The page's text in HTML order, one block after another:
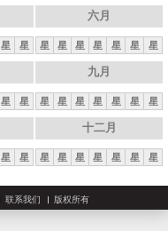
星 星
六月
星 星 星 星 星 星 星
星 星
九月
星 星 星 星 星 星 星
星 星
十二月
星 星 星 星 星 星 星
联系我们 版权所有